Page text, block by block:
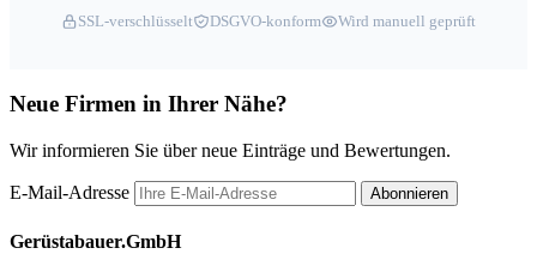
SSL-verschlüsselt DSGVO-konform Wird manuell geprüft
Neue Firmen in Ihrer Nähe?
Wir informieren Sie über neue Einträge und Bewertungen.
E-Mail-Adresse Abonnieren
Gerüstabauer.GmbH